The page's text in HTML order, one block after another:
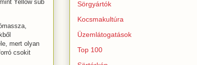
Yellow sub
mert olyan
csokit
Sörgyártók
Kocsmakultúra
Üzemlátogatások
Top 100